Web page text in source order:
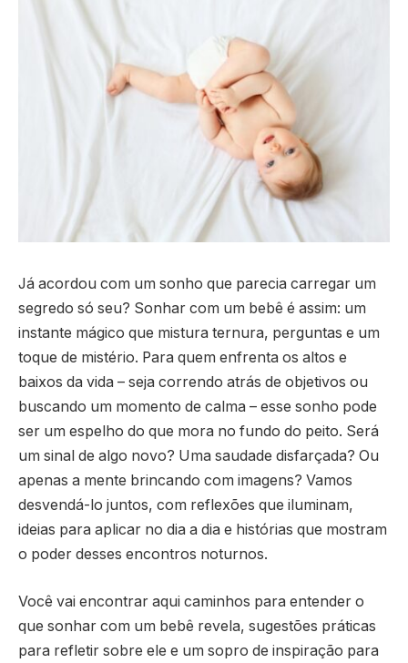
Já acordou com um sonho que parecia carregar um
segredo só seu? Sonhar com um bebê é assim: um
instante mágico que mistura ternura, perguntas e um
toque de mistério. Para quem enfrenta os altos e
baixos da vida – seja correndo atrás de objetivos ou
buscando um momento de calma – esse sonho pode
ser um espelho do que mora no fundo do peito. Será
um sinal de algo novo? Uma saudade disfarçada? Ou
apenas a mente brincando com imagens? Vamos
desvendá-lo juntos, com reflexões que iluminam,
ideias para aplicar no dia a dia e histórias que mostram
o poder desses encontros noturnos.
Você vai encontrar aqui caminhos para entender o
que sonhar com um bebê revela, sugestões práticas
para refletir sobre ele e um sopro de inspiração para